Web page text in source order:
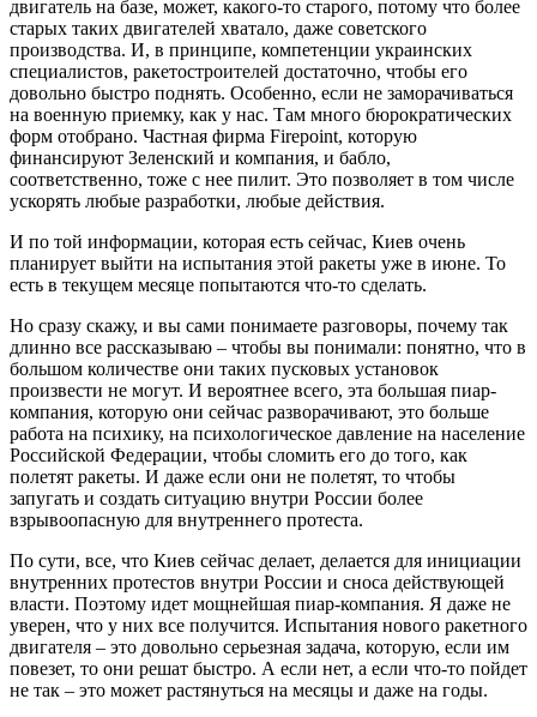
двигатель на базе, может, какого-то старого, потому что более
старых таких двигателей хватало, даже советского
производства. И, в принципе, компетенции украинских
специалистов, ракетостроителей достаточно, чтобы его
довольно быстро поднять. Особенно, если не заморачиваться
на военную приемку, как у нас. Там много бюрократических
форм отобрано. Частная фирма Firepoint, которую
финансируют Зеленский и компания, и бабло,
соответственно, тоже с нее пилит. Это позволяет в том числе
ускорять любые разработки, любые действия.
И по той информации, которая есть сейчас, Киев очень
планирует выйти на испытания этой ракеты уже в июне. То
есть в текущем месяце попытаются что-то сделать.
Но сразу скажу, и вы сами понимаете разговоры, почему так
длинно все рассказываю – чтобы вы понимали: понятно, что в
большом количестве они таких пусковых установок
произвести не могут. И вероятнее всего, эта большая пиар-
компания, которую они сейчас разворачивают, это больше
работа на психику, на психологическое давление на население
Российской Федерации, чтобы сломить его до того, как
полетят ракеты. И даже если они не полетят, то чтобы
запугать и создать ситуацию внутри России более
взрывоопасную для внутреннего протеста.
По сути, все, что Киев сейчас делает, делается для инициации
внутренних протестов внутри России и сноса действующей
власти. Поэтому идет мощнейшая пиар-компания. Я даже не
уверен, что у них все получится. Испытания нового ракетного
двигателя – это довольно серьезная задача, которую, если им
повезет, то они решат быстро. А если нет, а если что-то пойдет
не так – это может растянуться на месяцы и даже на годы.